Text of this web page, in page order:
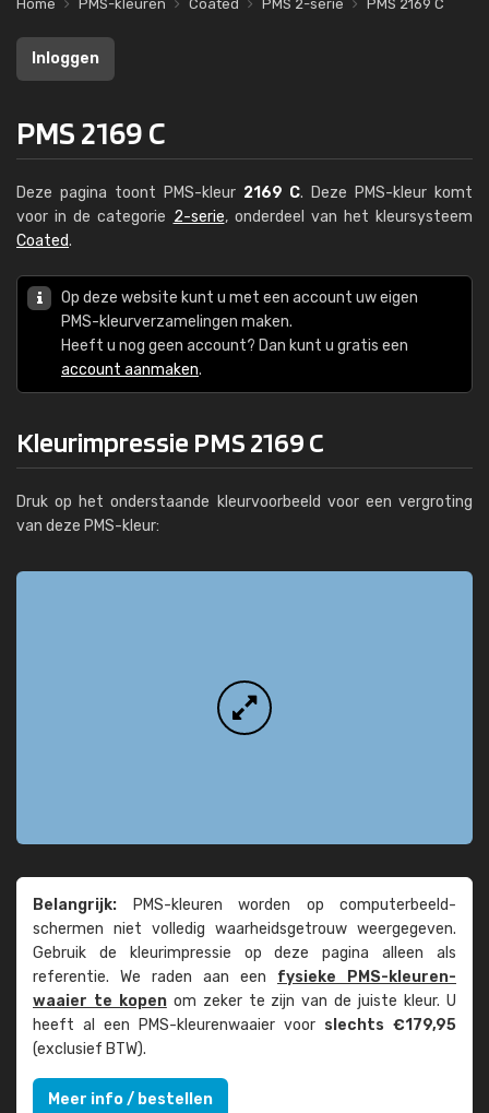
Home PMS-kleuren Coated PMS 2-serie PMS 2169 C
Inloggen
PMS 2169 C
Deze pagina toont PMS-kleur 2169 C. Deze PMS-kleur komt
voor in de categorie 2-serie, onderdeel van het kleursysteem
Coated.
Op deze website kunt u met een account uw eigen
PMS-kleurverzamelingen maken.
Heeft u nog geen account? Dan kunt u gratis een
account aanmaken.
Kleurimpressie PMS 2169 C
Druk op het onderstaande kleurvoorbeeld voor een vergroting
van deze PMS-kleur:
Belangrijk: PMS-kleuren worden op computer­beeld­
schermen niet volledig waarheids­­getrouw weer­gegeven.
Gebruik de kleur­impressie op deze pagina alleen als
referentie. We raden aan een fysieke PMS-kleuren­
waaier te kopenom zeker te zijn van de juiste kleur. U
heeft al een PMS-kleuren­waaier voor slechts €179,95
(exclusief BTW).
Meer info / bestellen